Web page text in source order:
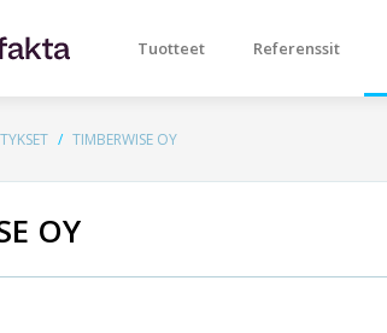
Tuotteet Referenssit
TIMBERWISE OY
OY